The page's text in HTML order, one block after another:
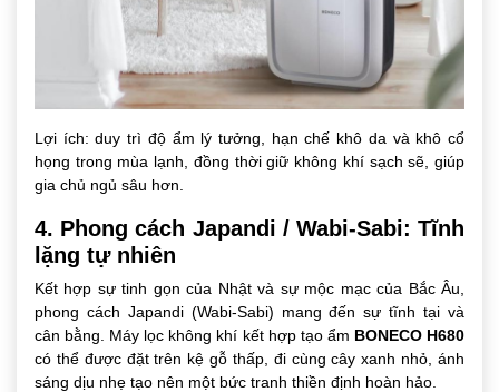
Lợi ích: duy trì độ ẩm lý tưởng, hạn chế khô da và khô cổ
họng trong mùa lạnh, đồng thời giữ không khí sạch sẽ, giúp
gia chủ ngủ sâu hơn.
4. Phong cách Japandi / Wabi-Sabi: Tĩnh
lặng tự nhiên
Kết hợp sự tinh gọn của Nhật và sự mộc mạc của Bắc Âu,
phong cách Japandi (Wabi-Sabi) mang đến sự tĩnh tại và
cân bằng. Máy lọc không khí kết hợp tạo ẩm BONECO H680
có thể được đặt trên kệ gỗ thấp, đi cùng cây xanh nhỏ, ánh
sáng dịu nhẹ tạo nên một bức tranh thiền định hoàn hảo.